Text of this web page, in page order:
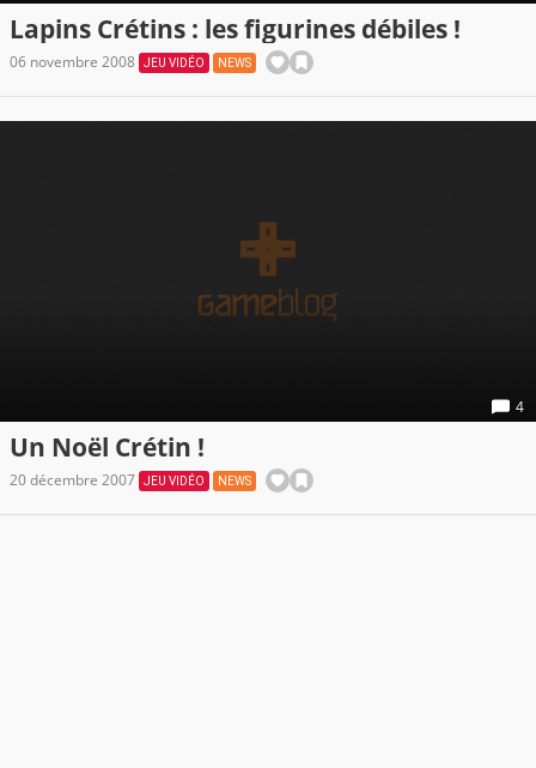
Lapins Crétins : les figurines débiles !
06 novembre 2008 JEU VIDÉO NEWS
4
Un Noël Crétin !
20 décembre 2007 JEU VIDÉO NEWS